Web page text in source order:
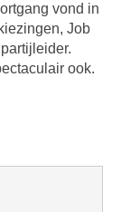
vond in
Job
ook.